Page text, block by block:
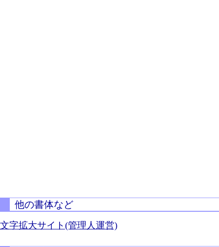
他の書体など
文字拡大サイト(管理人運営)